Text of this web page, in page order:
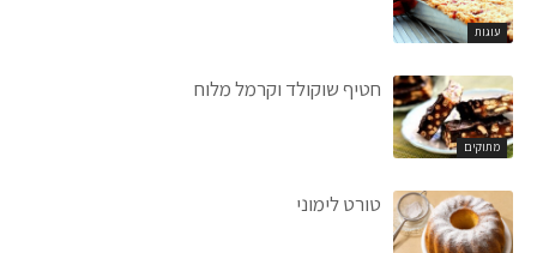
עוגות
מתוקים
חטיף שוקולד וקרמל מלוח
טורט לימוני